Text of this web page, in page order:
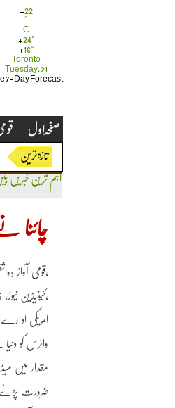
+22
°
C
+24°
+ 16°
Toronto
Tuesday, 21
7-Day Forecast
اہم ترین خبریں
چائنا
قومی آواز :واشنگٹن،
کینیڈین نیوز، 5 مئی ، 2020،
امریکی ادارے
وائرس کو
مقدار میں
ضرورت پڑنے